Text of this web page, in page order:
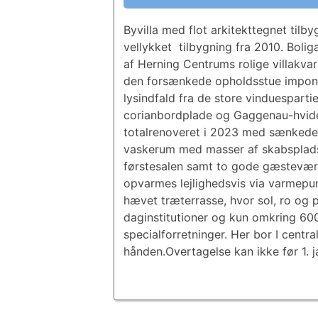
Byvilla med flot arkitekttegnet
vellykket tilbygning fra 2010.
af Herning Centrums rolige
den forsænkede opholdsstue
lysindfald fra de store
corianbordplade og Gaggenau-
totalrenoveret i 2023 med
vaskerum med masser af
førstesalen samt to gode
opvarmes lejlighedsvis via
hævet træterrasse, hvor sol, ro og
daginstitutioner og kun omkring
specialforretninger. Her bor I
hånden.Overtagelse kan ikke før 1.